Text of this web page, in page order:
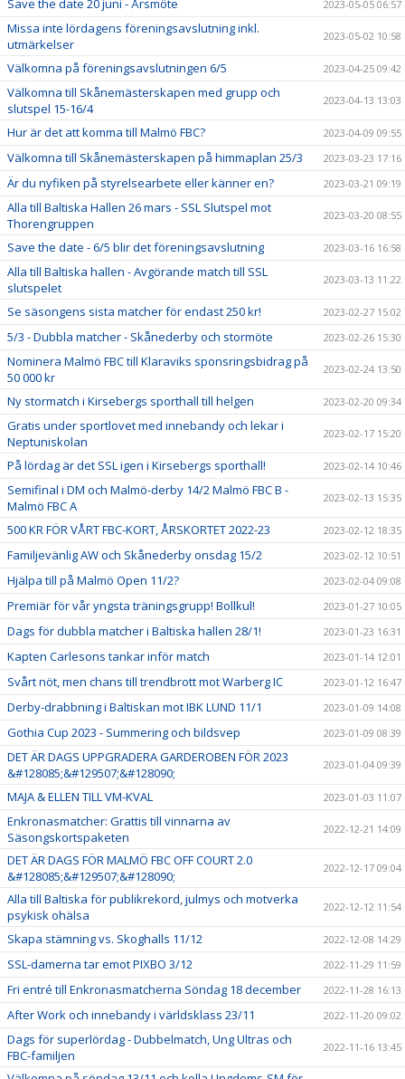
Save the date 20 juni - Årsmöte 2023-05-05 06:57
Missa inte lördagens föreningsavslutning inkl.
utmärkelser
2023-05-02 10:58
Välkomna på föreningsavslutningen 6/5 2023-04-25 09:42
Välkomna till Skånemästerskapen med grupp och
slutspel 15-16/4
2023-04-13 13:03
Hur är det att komma till Malmö FBC? 2023-04-09 09:55
Välkomna till Skånemästerskapen på himmaplan 25/3 2023-03-23 17:16
Är du nyfiken på styrelsearbete eller känner en? 2023-03-21 09:19
Alla till Baltiska Hallen 26 mars - SSL Slutspel mot
Thorengruppen
2023-03-20 08:55
Save the date - 6/5 blir det föreningsavslutning 2023-03-16 16:58
Alla till Baltiska hallen - Avgörande match till SSL
slutspelet
2023-03-13 11:22
Se säsongens sista matcher för endast 250 kr! 2023-02-27 15:02
5/3 - Dubbla matcher - Skånederby och stormöte 2023-02-26 15:30
Nominera Malmö FBC till Klaraviks sponsringsbidrag på
50 000 kr
2023-02-24 13:50
Ny stormatch i Kirsebergs sporthall till helgen 2023-02-20 09:34
Gratis under sportlovet med innebandy och lekar i
Neptuniskolan
2023-02-17 15:20
På lördag är det SSL igen i Kirsebergs sporthall! 2023-02-14 10:46
Semifinal i DM och Malmö-derby 14/2 Malmö FBC B -
Malmö FBC A
2023-02-13 15:35
500 KR FÖR VÅRT FBC-KORT, ÅRSKORTET 2022-23 2023-02-12 18:35
Familjevänlig AW och Skånederby onsdag 15/2 2023-02-12 10:51
Hjälpa till på Malmö Open 11/2? 2023-02-04 09:08
Premiär för vår yngsta träningsgrupp! Bollkul! 2023-01-27 10:05
Dags för dubbla matcher i Baltiska hallen 28/1! 2023-01-23 16:31
Kapten Carlesons tankar inför match 2023-01-14 12:01
Svårt nöt, men chans till trendbrott mot Warberg IC 2023-01-12 16:47
Derby-drabbning i Baltiskan mot IBK LUND 11/1 2023-01-09 14:08
Gothia Cup 2023 - Summering och bildsvep 2023-01-09 08:39
DET ÄR DAGS UPPGRADERA GARDEROBEN FÖR 2023
&#128085;&#129507;&#128090;
2023-01-04 09:39
MAJA & ELLEN TILL VM-KVAL 2023-01-03 11:07
Enkronasmatcher: Grattis till vinnarna av
Säsongskortspaketen
2022-12-21 14:09
DET ÄR DAGS FÖR MALMÖ FBC OFF COURT 2.0
&#128085;&#129507;&#128090;
2022-12-17 09:04
Alla till Baltiska för publikrekord, julmys och motverka
psykisk ohälsa
2022-12-12 11:54
Skapa stämning vs. Skoghalls 11/12 2022-12-08 14:29
SSL-damerna tar emot PIXBO 3/12 2022-11-29 11:59
Fri entré till Enkronasmatcherna Söndag 18 december 2022-11-28 16:13
After Work och innebandy i världsklass 23/11 2022-11-20 09:02
Dags för superlördag - Dubbelmatch, Ung Ultras och
FBC-familjen
2022-11-16 13:45